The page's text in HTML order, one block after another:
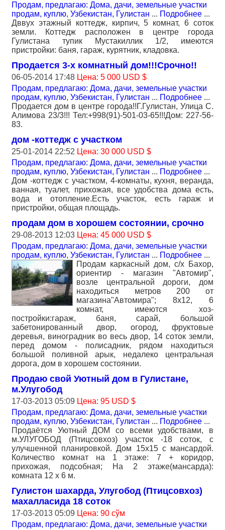
Продам, предлагаю: Дома, дачи, земельные участки
продам, куплю, Узбекистан, Гулистан ... Подробнее ...
Дввух этажный коттедж, кирпич, 5 комнат, 6 соток
земли. Коттедж расположен в центре города
Гулистана тупик Мустакиллик 1/2, имеются
пристройки: баня, гараж, курятник, кладовка.
Продается 3-х комнатный дом!!!Срочно!!
06-05-2014 17:48 Цена: 5 000 USD $
Продам, предлагаю: Дома, дачи, земельные участки
продам, куплю, Узбекистан, Гулистан ... Подробнее ...
Продается дом в центре города!!Г.Гулистан, Улица С.
Алимова 23/3!!! Тел:+998(91)-501-03-65!!!Дом: 227-56-
83.
дом -коттедж с участком
25-01-2014 22:52 Цена: 30 000 USD $
Продам, предлагаю: Дома, дачи, земельные участки
продам, куплю, Узбекистан, Гулистан ... Подробнее ...
Дом -коттедж с участком, 4-комнаты, кухня, веранда,
ванная, туалет, прихожая, все удобства дома есть,
вода и отопление.Есть участок, есть гараж и
пристройки, общая площадь.
продам дом в хорошем состоянии, срочно
29-08-2013 12:03 Цена: 45 000 USD $
Продам, предлагаю: Дома, дачи, земельные участки
продам, куплю, Узбекистан, Гулистан ... Подробнее ...
Продам каркасный дом, c/х Бахор,
ориентир - магазин "Автомир",
возле центральной дороги, дом
находиться метров 200 от
магазина"Автомира"; 8х12, 6
комнат, имеются хоз-
постройки:гараж, баня, сарай, большой
забетонированный двор, огород, фруктовые
деревья, виноградник во весь двор, 14 соток земли,
перед домом - полисадник, рядом находиться
большой поливной арык, недалеко центральная
дорога, дом в хорошем состоянии.
Продаю свой Уютный дом в Гулистане,
м.Улугобод
17-03-2013 05:09 Цена: 95 USD $
Продам, предлагаю: Дома, дачи, земельные участки
продам, куплю, Узбекистан, Гулистан ... Подробнее ...
Продаётся Уютный ДОМ со всеми удобствами, в
м.УЛУГОБОД (Птицсовхоз) участок -18 соток, с
улучшенной планировкой. Дом 15х15 с мансардой.
Количество комнат на 1 этаже: 7 + коридор,
прихожая, подсобная; На 2 этаже(мансарда):
комната 12 x 6 м.
Гулистон шахарда, Улугобод (Птицсовхоз)
махалласида 18 соток
17-03-2013 05:09 Цена: 90 сўм
Продам, предлагаю: Дома, дачи, земельные участки